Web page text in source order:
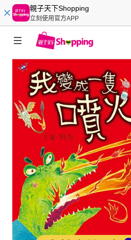
親子天下Shopping
立刻使用官方APP